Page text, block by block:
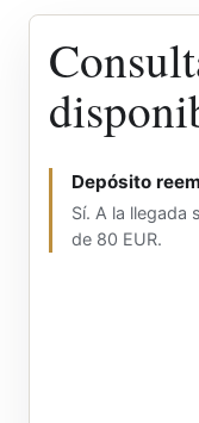
Depósito
Sí. A la llegada
de 80 EUR.